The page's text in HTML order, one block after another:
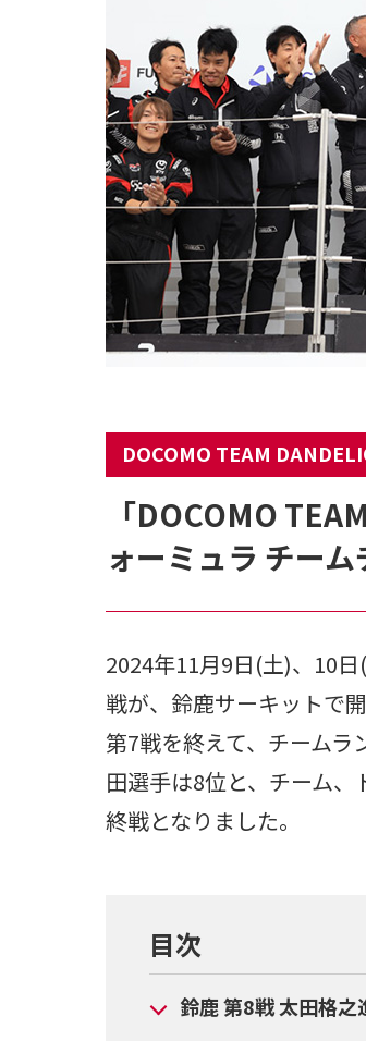
DOCOMO TEAM
「DOCOMO
ォーミュラ チー
2024年11月9日(土)、10
戦が、鈴鹿サーキットで
第7戦を終えて、チーム
田選手は8位と、チーム
終戦となりました。
目次
鈴鹿 第8戦 太田格之